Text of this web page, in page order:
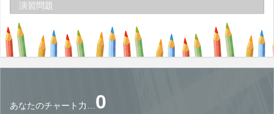
演習問題
あなたのチャート力…0